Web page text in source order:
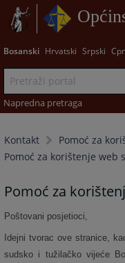
Bosanski Hrvatski Srpski
Napredna pretraga
Kontakt
Pomoć za
Pomoć za korištenje web
Pomoć za
Poštovani posjetioci,
Idejni tvorac ove stranice,
sudsko i tužilačko vijeće